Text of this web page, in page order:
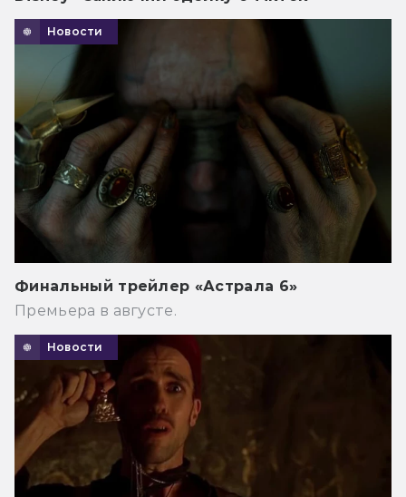
Новости
Финальный трейлер «Астрала 6»
Премьера в августе.
Новости